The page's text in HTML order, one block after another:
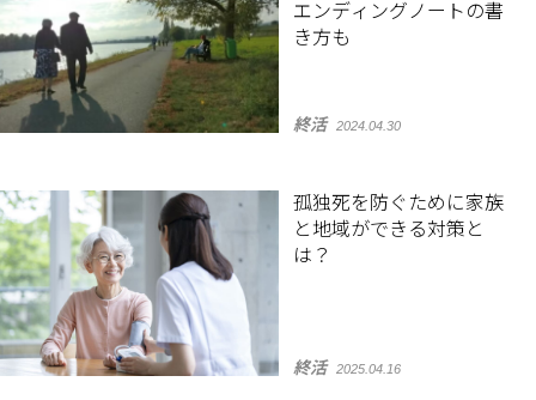
エンディングノートの書
き方も
終活 2024.04.30
孤独死を防ぐために家族
と地域ができる対策と
は？
終活 2025.04.16